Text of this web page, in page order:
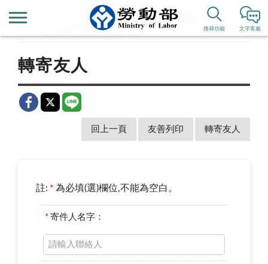
文字客服
搜尋功能
新聞公告 即時新聞澄清
轉寄友人
回上一頁 友善列印 轉寄友人
註: * 為必填(選)欄位,不能為空白。
* 寄件人名字：